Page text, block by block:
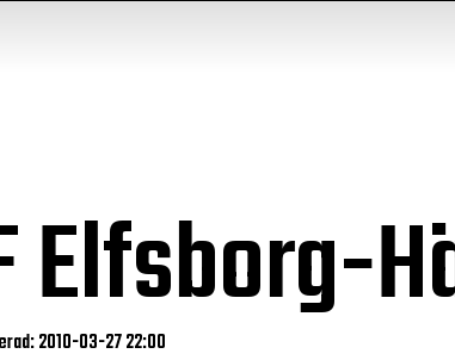
Elfsborg-
2010-03-27 22:00